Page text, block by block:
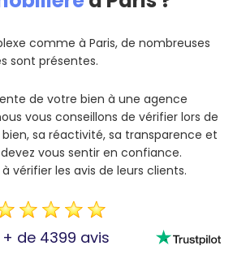
comme à Paris, de nombreuses
sont présentes.
de votre bien à une agence
vous conseillons de vérifier lors de
sa réactivité, sa transparence et
vous sentir en confiance.
vérifier les avis de leurs clients.
de 4399 avis